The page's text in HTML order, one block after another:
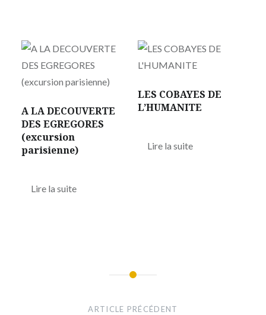
A LA DECOUVERTE
DES EGREGORES
(excursion
parisienne)
Lire la suite
LES COBAYES DE
L’HUMANITE
Lire la suite
ARTICLE PRÉCÉDENT